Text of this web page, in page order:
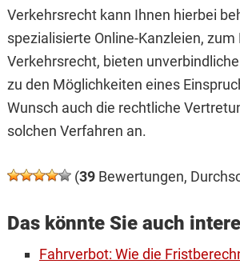
Verkehrsrecht kann Ihnen hierbei
spezialisierte Online-Kanzleien, zum
Verkehrsrecht, bieten
zu den Möglichkeiten eines
Wunsch auch die rechtliche
solchen Verfahren an.
(39Bewertungen,
Das könnte Sie auch
Fahrverbot: Wie die